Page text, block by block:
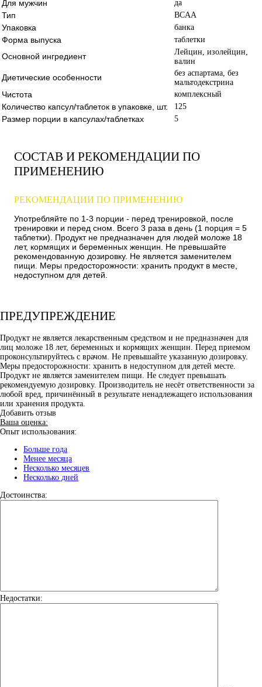
Для мужчин да
Тип BCAA
Упаковка банка
Форма выпуска таблетки
Основной ингредиент
Лейцин, изолейцин,
валин
Диетические особенности
без аспартама, без
мальтодекстрина
Чистота комплексный
Количество капсул/таблеток в упаковке, шт. 125
Размер порции в капсулах/таблетках 5
СОСТАВ И РЕКОМЕНДАЦИИ ПО
ПРИМЕНЕНИЮ
РЕКОМЕНДАЦИИ ПО ПРИМЕНЕНИЮ
Употребляйте по 1-3 порции - перед тренировкой, после
тренировки и перед сном. Всего 3 раза в день (1 порция = 5
таблетки). Продукт не предназначен для людей моложе 18
лет, кормящих и беременных женщин. Не превышайте
рекомендованную дозировку. Не является заменителем
пищи. Меры предосторожности: хранить продукт в месте,
недоступном для детей.
ПРЕДУПРЕЖДЕНИЕ
Продукт не является лекарственным средством и не предназначен для
лиц моложе 18 лет, беременных и кормящих женщин. Перед приемом
проконсультируйтесь с врачом. Не превышайте указанную дозировку.
Меры предосторожности: хранить в недоступном для детей месте.
Продукт не является заменителем пищи. Не следует превышать
рекомендуемую дозировку. Производитель не несёт ответственности за
любой вред, причинённый в результате ненадлежащего использования
или хранения продукта.
Добавить отзыв
Ваша оценка:
Опыт использования:
Больше года
Менее месяца
Несколько месяцев
Несколько дней
Достоинства:
Недостатки: